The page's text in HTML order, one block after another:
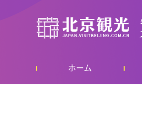
ホーム